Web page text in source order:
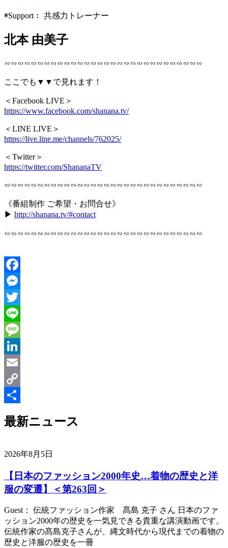
◉Support： 共感力トレーナー
北本 由美子
∽∽∽∽∽∽∽∽∽∽∽∽∽∽∽∽∽∽∽∽∽∽∽∽∽∽∽∽∽∽
ここでも▼▼で見れます！
＜Facebook LIVE＞
https://www.facebook.com/shanana.tv/
＜LINE LIVE＞
https://live.line.me/channels/762025/
＜Twitter＞
https://twitter.com/ShananaTV
∽∽∽∽∽∽∽∽∽∽∽∽∽∽∽∽∽∽∽∽∽∽∽∽∽∽∽∽∽∽
《番組制作 ご希望・お問合せ》
▶︎ http://shanana.tv/#contact
∽∽∽∽∽∽∽∽∽∽∽∽∽∽∽∽∽∽∽∽∽∽∽∽∽∽∽∽∽∽
最新ニュース
2026年8月5日
【日本のファッション2000年史…着物の歴史と洋
服の変遷】＜第263回＞
Guest： 伝統ファッション作家 髙島 克子 さん 日本のファ
ッション2000年の歴史を一気見できる貴重な講演動画です。
伝統作家の髙島克子さんが、縄文時代から現代までの着物の
歴史と洋服の歴史を一冊